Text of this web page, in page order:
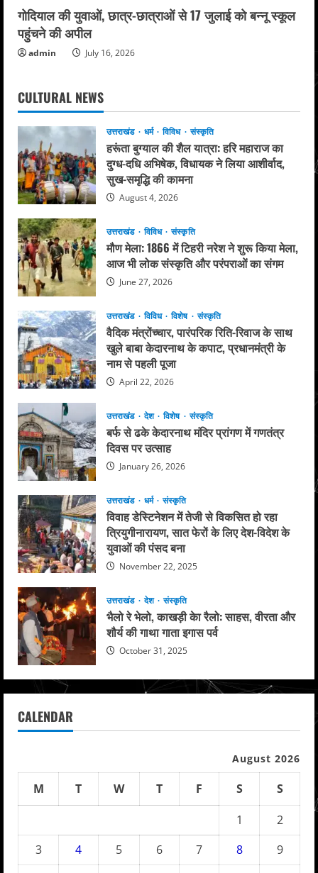
गोदियाल की युवाओं, छात्र-छात्राओं से 17 जुलाई को बन्नू स्कूल
पहुंचने की अपील
admin July 16, 2026
CULTURAL NEWS
उत्तराखंड धर्म विविध संस्कृति
हरूंता बुग्याल की शैल यात्रा: हरि महाराज का
दुग्ध-दधि अभिषेक, विधायक ने लिया आशीर्वाद,
सुख-समृद्धि की कामना
August 4, 2026
उत्तराखंड विविध संस्कृति
मौण मेला: 1866 में टिहरी नरेश ने शुरू किया मेला,
आज भी लोक संस्कृति और परंपराओं का संगम
June 27, 2026
उत्तराखंड विविध विशेष संस्कृति
वैदिक मंत्रोंच्चार, पारंपरिक रिति-रिवाज के साथ
खुले बाबा केदारनाथ के कपाट, प्रधानमंत्री के
नाम से पहली पूजा
April 22, 2026
उत्तराखंड देश विशेष संस्कृति
बर्फ से ढके केदारनाथ मंदिर प्रांगण में गणतंत्र
दिवस पर उत्साह
January 26, 2026
उत्तराखंड धर्म संस्कृति
विवाह डेस्टिनेशन में तेजी से विकसित हो रहा
त्रियुगीनारायण, सात फेरों के लिए देश-विदेश के
युवाओं की पंसद बना
November 22, 2025
उत्तराखंड देश संस्कृति
भैलो रे भेलो, काखड़ी केा रैलो: साहस, वीरता और
शौर्य की गाथा गाता इगास पर्व
October 31, 2025
CALENDAR
August 2026
M T W T F S
S
1
2
3
4 5 6 7 8
9